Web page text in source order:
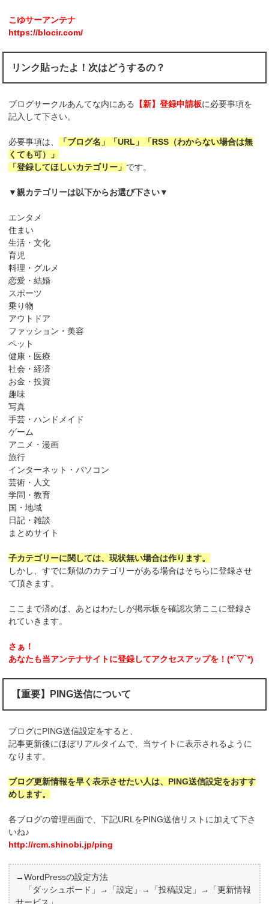
こゆサーアンテナ
https://blocir.com/
リンク貼ったよ！次はどうするの？
ブログサークルあんてな内にある 【新】登録申請板に必要事項を
記入して下さい。
必要事項は、
「ブログ名」「URL」「RSS（わからない場合は無
くても可）」
「登録してほしいカテゴリー」 です。
▼親カテゴリーは以下からお選び下さい▼
エンタメ
住まい
生活・文化
育児
料理・グルメ
恋愛・結婚
スポーツ
乗り物
アウトドア
ファッション・美容
ペット
健康・医療
社会・経済
お金・投資
趣味
写真
手芸・ハンドメイド
ゲーム
アニメ・漫画
旅行
インターネット・パソコン
芸術・人文
学問・教育
国・地域
日記・雑談
まとめサイト
子カテゴリーに関しては、現状無い場合は作ります。
しかし、すでに類似のカテゴリーがある場合はそちらに登録させ
て頂きます。
ここまで済めば、あとはわたしが掲示板を確認次第ここに登録さ
れていきます。
さぁ！
あなたも当アンテナサイトに登録してアクセスアップを！(*´▽`*)
【重要】PING送信について
ブログにPING送信設定をすると、
記事更新後にほぼリアルタイムで、当サイトに表示されるように
なります。
ブログ更新情報を早く表示させたい人は、PING送信設定をおすす
めします。
各ブログの管理画面で、下記URLをPING送信リストに加えて下さ
いね♪
http://rcm.shinobi.jp/ping
→WordPressの設定方法
「ダッシュボード」→「設定」→「投稿設定」→「更新情報